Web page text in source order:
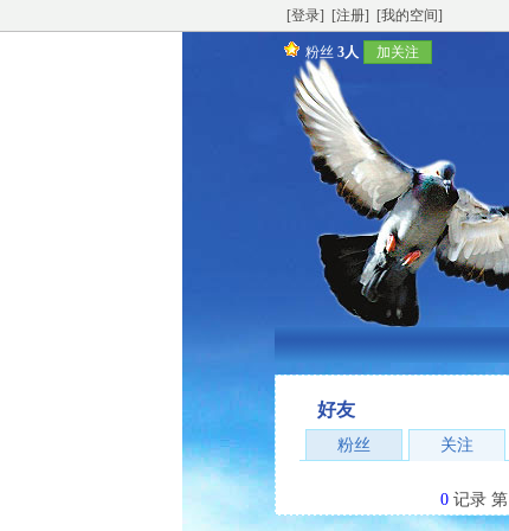
[登录] [注册] [我的空间]
粉丝 3人 加关注
好友
粉丝 关注
0 记录 第